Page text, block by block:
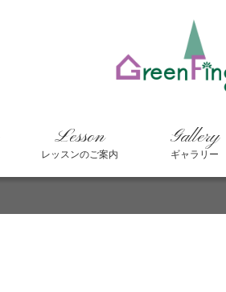
Lesson
レッスンのご案内
Gallery
ギャラリー